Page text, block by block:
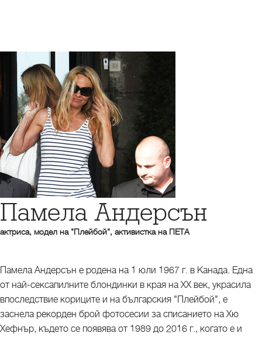
Памела Андерсън
актриса, модел на "Плейбой", активистка на ПЕТА
Памела Андерсън е родена на 1 юли 1967 г. в Канада. Една
от най-сексапилните блондинки в края на ХХ век, украсила
впоследствие кориците и на българския "Плейбой", е
заснела рекорден брой фотосесии за списанието на Хю
Хефнър, където се появява от 1989 до 2016 г., когато е и